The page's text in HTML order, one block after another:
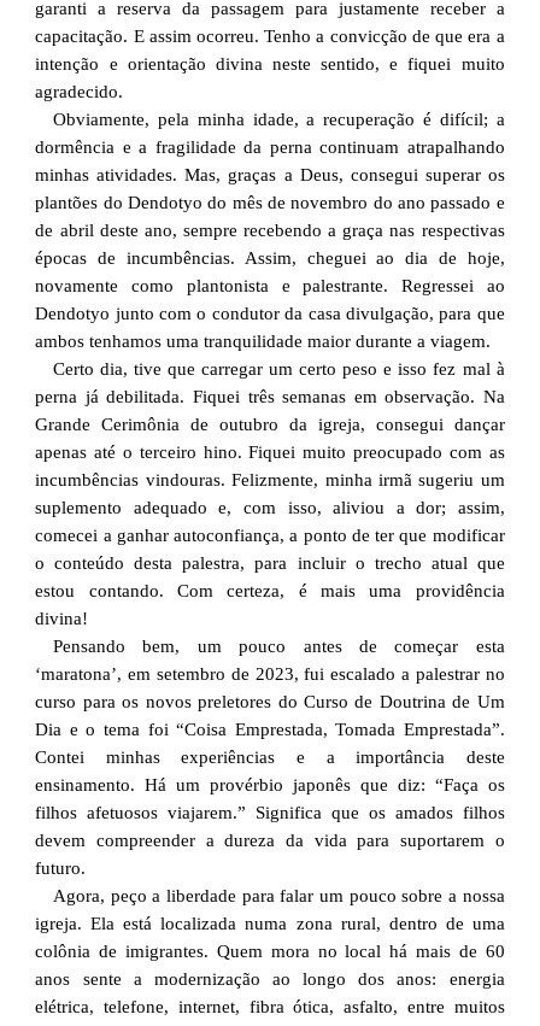
garanti a reserva da passagem para justamente receber a
capacitação. E assim ocorreu. Tenho a convicção de que era a
intenção e orientação divina neste sentido, e fiquei muito
agradecido.
Obviamente, pela minha idade, a recuperação é difícil; a
dormência e a fragilidade da perna continuam atrapalhando
minhas atividades. Mas, graças a Deus, consegui superar os
plantões do Dendotyo do mês de novembro do ano passado e
de abril deste ano, sempre recebendo a graça nas respectivas
épocas de incumbências. Assim, cheguei ao dia de hoje,
novamente como plantonista e palestrante. Regressei ao
Dendotyo junto com o condutor da casa divulgação, para que
ambos tenhamos uma tranquilidade maior durante a viagem.
Certo dia, tive que carregar um certo peso e isso fez mal à
perna já debilitada. Fiquei três semanas em observação. Na
Grande Cerimônia de outubro da igreja, consegui dançar
apenas até o terceiro hino. Fiquei muito preocupado com as
incumbências vindouras. Felizmente, minha irmã sugeriu um
suplemento adequado e, com isso, aliviou a dor; assim,
comecei a ganhar autoconfiança, a ponto de ter que modificar
o conteúdo desta palestra, para incluir o trecho atual que
estou contando. Com certeza, é mais uma providência
divina!
Pensando bem, um pouco antes de começar esta
‘maratona’, em setembro de 2023, fui escalado a palestrar no
curso para os novos preletores do Curso de Doutrina de Um
Dia e o tema foi “Coisa Emprestada, Tomada Emprestada”.
Contei minhas experiências e a importância deste
ensinamento. Há um provérbio japonês que diz: “Faça os
filhos afetuosos viajarem.” Significa que os amados filhos
devem compreender a dureza da vida para suportarem o
futuro.
Agora, peço a liberdade para falar um pouco sobre a nossa
igreja. Ela está localizada numa zona rural, dentro de uma
colônia de imigrantes. Quem mora no local há mais de 60
anos sente a modernização ao longo dos anos: energia
elétrica, telefone, internet, fibra ótica, asfalto, entre muitos